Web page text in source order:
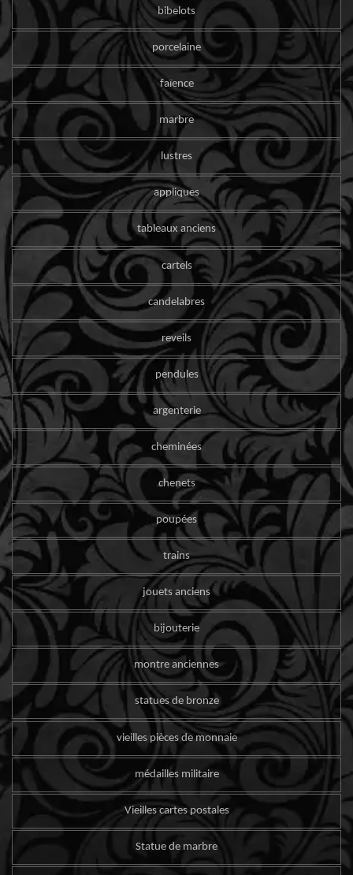
bibelots
porcelaine
faïence
marbre
lustres
appliques
tableaux anciens
cartels
candelabres
reveils
pendules
argenterie
cheminées
chenets
poupées
trains
jouets anciens
bijouterie
montre anciennes
statues de bronze
vieilles pièces de monnaie
médailles militaire
Vieilles cartes postales
Statue de marbre